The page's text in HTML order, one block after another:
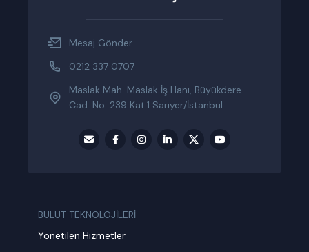
Mesaj Gönder
0212 337 0707
Maslak Mah. Maslak İş Hanı, Büyükdere
Cad. No: 239 Kat:1 Sarıyer/İstanbul
BULUT TEKNOLOJİLERİ
Yönetilen Hizmetler